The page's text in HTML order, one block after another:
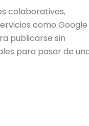
colaborativos,
como Google
publicarse sin
para pasar de